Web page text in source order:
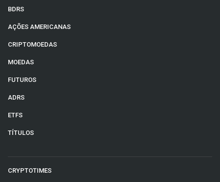
BDRS
AÇÕES AMERICANAS
CRIPTOMOEDAS
MOEDAS
FUTUROS
ADRS
ETFS
TÍTULOS
CRYPTOTIMES